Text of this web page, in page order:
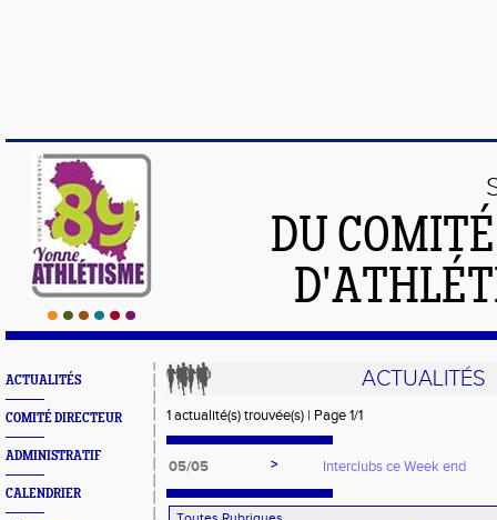
DU
ACTUALITÉS
COMITÉ DIRECTEUR
ADMINISTRATIF
CALENDRIER
ACTUALITÉS
1 actualité(s) trouvée(s) | Page 1/1
05/05 > Interclubs ce Week end